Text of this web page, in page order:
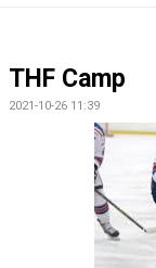
MATCHER
THF Camp
2021-10-26 11:39